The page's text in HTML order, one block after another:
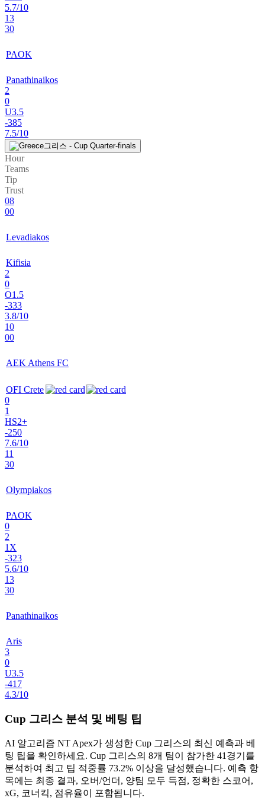
5.7/10
13
30
PAOK
Panathinaikos
2
0
U3.5
-385
7.5/10
그리스 - Cup Quarter-finals
Hour
Teams
Tip
Trust
08
00
Levadiakos
Kifisia
2
0
O1.5
-333
3.8/10
10
00
AEK Athens FC
OFI Crete
0
1
HS2+
-250
7.6/10
11
30
Olympiakos
PAOK
0
2
1X
-323
5.6/10
13
30
Panathinaikos
Aris
3
0
U3.5
-417
4.3/10
Cup 그리스 분석 및 베팅 팁
AI 알고리즘 NT Apex가 생성한 Cup 그리스의 최신 예측과 베
팅 팁을 확인하세요. Cup 그리스의 8개 팀이 참가한 41경기 를
분석하여 최고 팁 적중률 73.2% 이상을 달성했습니다. 예측 항
목에는 최종 결과, 오버/언더, 양팀 모두 득점, 정확한 스코어,
xG, 코너킥, 점유율이 포함됩니다.